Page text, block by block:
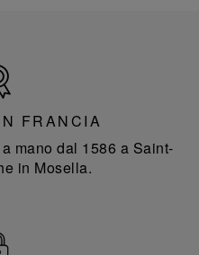
Francia
FRANCIA
mano dal 1586 a Saint-
in Mosella.